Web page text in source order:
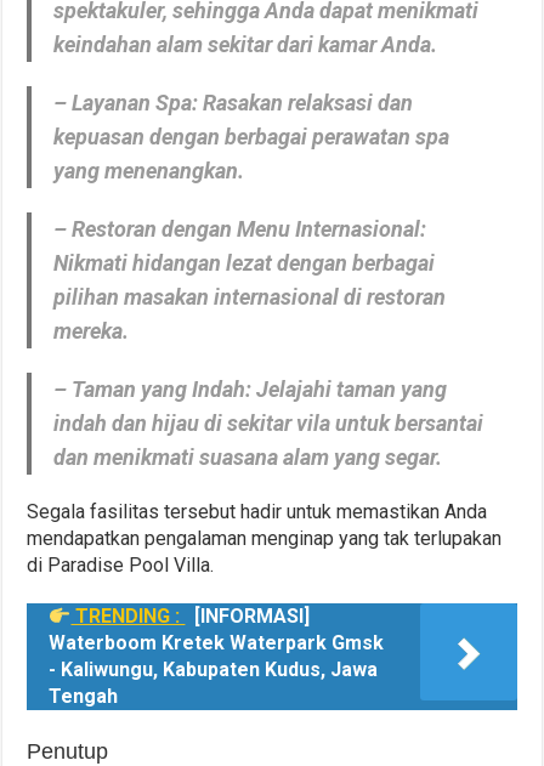
spektakuler, sehingga Anda dapat menikmati
keindahan alam sekitar dari kamar Anda.
– Layanan Spa: Rasakan relaksasi dan
kepuasan dengan berbagai perawatan spa
yang menenangkan.
– Restoran dengan Menu Internasional:
Nikmati hidangan lezat dengan berbagai
pilihan masakan internasional di restoran
mereka.
– Taman yang Indah: Jelajahi taman yang
indah dan hijau di sekitar vila untuk bersantai
dan menikmati suasana alam yang segar.
Segala fasilitas tersebut hadir untuk memastikan Anda
mendapatkan pengalaman menginap yang tak terlupakan
di Paradise Pool Villa.
TRENDING :
[INFORMASI]
Waterboom Kretek Waterpark Gmsk
- Kaliwungu, Kabupaten Kudus, Jawa
Tengah
Penutup